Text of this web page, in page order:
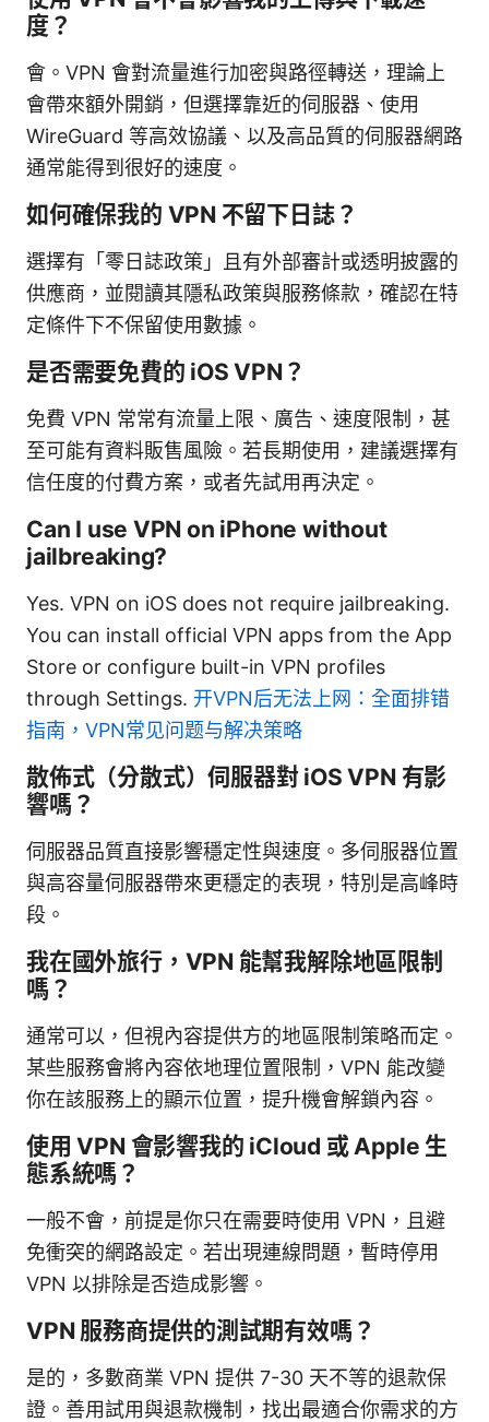
度？
會。VPN 會對流量進行加密與路徑轉送，理論上
會帶來額外開銷，但選擇靠近的伺服器、使用
WireGuard 等高效協議、以及高品質的伺服器網路
通常能得到很好的速度。
如何確保我的 VPN 不留下日誌？
選擇有「零日誌政策」且有外部審計或透明披露的
供應商，並閱讀其隱私政策與服務條款，確認在特
定條件下不保留使用數據。
是否需要免費的 iOS VPN？
免費 VPN 常常有流量上限、廣告、速度限制，甚
至可能有資料販售風險。若長期使用，建議選擇有
信任度的付費方案，或者先試用再決定。
Can I use VPN on iPhone without
jailbreaking?
Yes. VPN on iOS does not require jailbreaking.
You can install official VPN apps from the App
Store or configure built-in VPN profiles
through Settings. 开VPN后无法上网：全面排错
指南，VPN常见问题与解决策略
散佈式（分散式）伺服器對 iOS VPN 有影
響嗎？
伺服器品質直接影響穩定性與速度。多伺服器位置
與高容量伺服器帶來更穩定的表現，特別是高峰時
段。
我在國外旅行，VPN 能幫我解除地區限制
嗎？
通常可以，但視內容提供方的地區限制策略而定。
某些服務會將內容依地理位置限制，VPN 能改變
你在該服務上的顯示位置，提升機會解鎖內容。
使用 VPN 會影響我的 iCloud 或 Apple 生
態系統嗎？
一般不會，前提是你只在需要時使用 VPN，且避
免衝突的網路設定。若出現連線問題，暫時停用
VPN 以排除是否造成影響。
VPN 服務商提供的測試期有效嗎？
是的，多數商業 VPN 提供 7-30 天不等的退款保
證。善用試用與退款機制，找出最適合你需求的方